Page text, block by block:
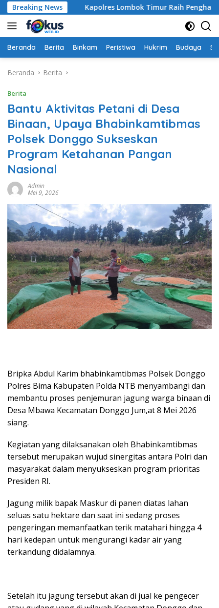
Langsung
ke
konten
Breaking NewsKapolres Lombok Timur Raih Penghargaan
Beranda Berita Binkam Peristiwa Hukrim Budaya
Beranda Berita
Berita
Bantu Aktivitas Petani di Desa
Binaan, Upaya Bhabinkamtibmas
Polsek Donggo Sukseskan
Program Ketahanan Pangan
Nasional
Admin
Mei 9, 2026
Bripka Abdul Karim bhabinkamtibmas Polsek Donggo
Polres Bima Kabupaten Polda NTB menyambangi dan
membantu proses penjemuran jagung warga binaan di
Desa Mbawa Kecamatan Donggo Jum,at 8 Mei 2026
siang.
Kegiatan yang dilaksanakan oleh Bhabinkamtibmas
tersebut merupakan wujud sinergitas antara Polri dan
masyarakat dalam menyukseskan program prioritas
Presiden RI.
Jagung milik bapak Maskur di panen diatas lahan
seluas satu hektare dan saat ini sedang proses
pengeringan memanfaatkan terik matahari hingga 4
hari kedepan untuk mengurangi kadar air yang
terkandung didalamnya.
Setelah itu jagung tersebut akan di jual ke pengecer